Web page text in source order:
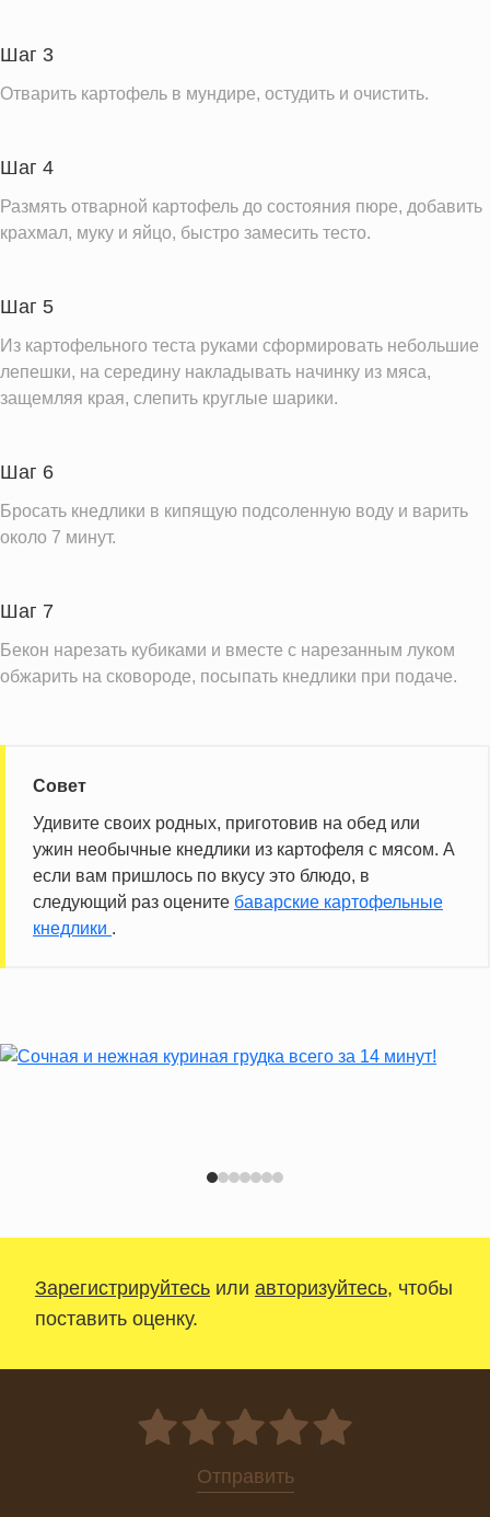
Шаг 3
Отварить картофель в мундире, остудить и очистить.
Шаг 4
Размять отварной картофель до состояния пюре, добавить
крахмал, муку и яйцо, быстро замесить тесто.
Шаг 5
Из картофельного теста руками сформировать небольшие
лепешки, на середину накладывать начинку из мяса,
защемляя края, слепить круглые шарики.
Шаг 6
Бросать кнедлики в кипящую подсоленную воду и варить
около 7 минут.
Шаг 7
Бекон нарезать кубиками и вместе с нарезанным луком
обжарить на сковороде, посыпать кнедлики при подаче.
Совет
Удивите своих родных, приготовив на обед или
ужин необычные кнедлики из картофеля с мясом. А
если вам пришлось по вкусу это блюдо, в
следующий раз оцените баварские картофельные
кнедлики .
Зарегистрируйтесь или авторизуйтесь, чтобы
поставить оценку.
0
Отправить